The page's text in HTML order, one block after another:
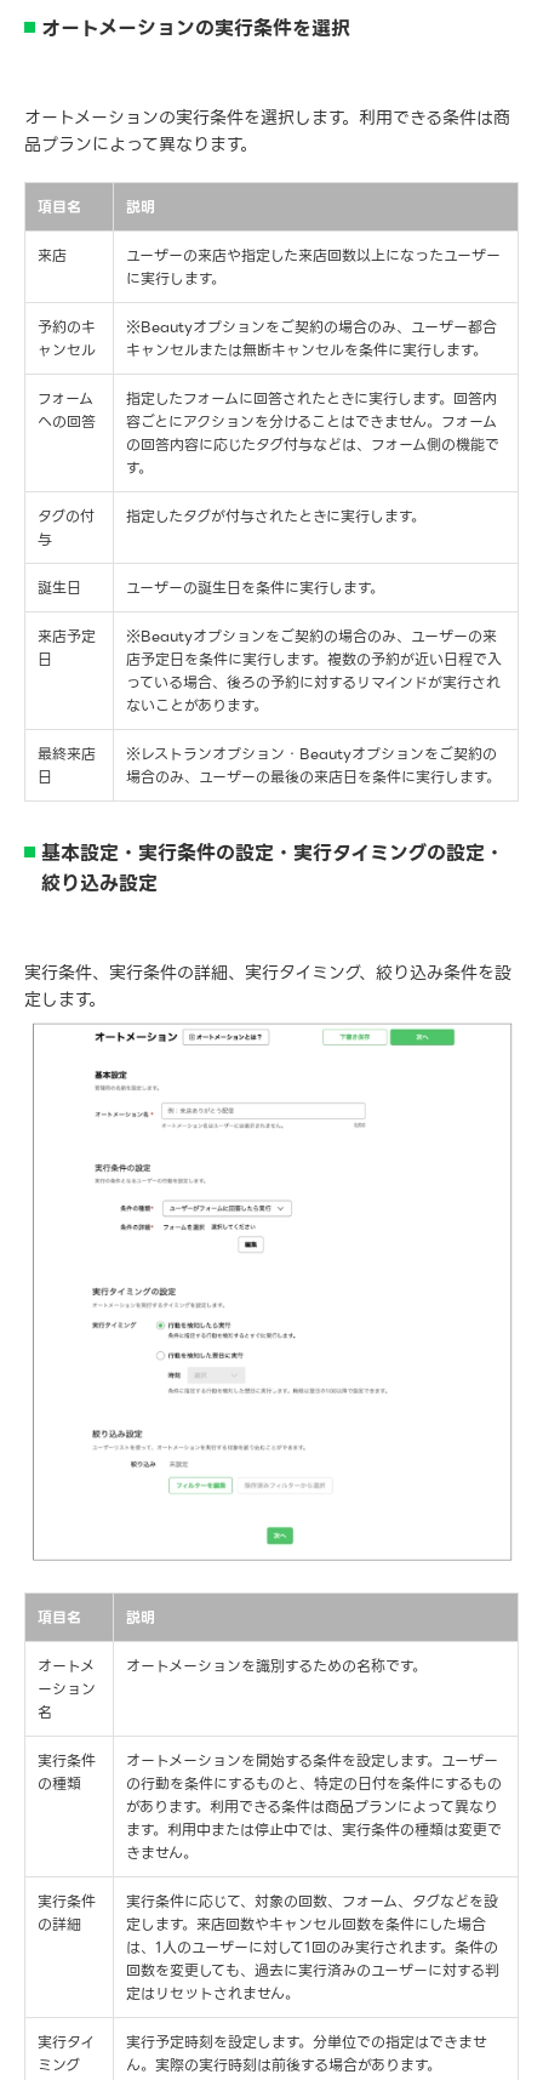
オートメーションの実行条件を選択
オートメーションの実行条件を選択します。利用できる条件は商
品プランによって異なります。
項目名 説明
来店
ユーザーの来店や指定した来店回数以上になったユーザー
に実行します。
予約のキ
ャンセル
※Beautyオプションをご契約の場合のみ、ユーザー都合
キャンセルまたは無断キャンセルを条件に実行します。
フォーム
への回答
指定したフォームに回答されたときに実行します。回答内
容ごとにアクションを分けることはできません。フォーム
の回答内容に応じたタグ付与などは、フォーム側の機能で
す。
タグの付
与
指定したタグが付与されたときに実行します。
誕生日 ユーザーの誕生日を条件に実行します。
来店予定
日
※Beautyオプションをご契約の場合のみ、ユーザーの来
店予定日を条件に実行します。複数の予約が近い日程で入
っている場合、後ろの予約に対するリマインドが実行され
ないことがあります。
最終来店
日
※レストランオプション・Beautyオプションをご契約の
場合のみ、ユーザーの最後の来店日を条件に実行します。
基本設定・実行条件の設定・実行タイミングの設定・
絞り込み設定
実行条件、実行条件の詳細、実行タイミング、絞り込み条件を設
定します。
項目名 説明
オートメ
ーション
名
オートメーションを識別するための名称です。
実行条件
の種類
オートメーションを開始する条件を設定します。ユーザー
の行動を条件にするものと、特定の日付を条件にするもの
があります。利用できる条件は商品プランによって異なり
ます。利用中または停止中では、実行条件の種類は変更で
きません。
実行条件
の詳細
実行条件に応じて、対象の回数、フォーム、タグなどを設
定します。来店回数やキャンセル回数を条件にした場合
は、1人のユーザーに対して1回のみ実行されます。条件の
回数を変更しても、過去に実行済みのユーザーに対する判
定はリセットされません。
実行タイ
ミング
実行予定時刻を設定します。分単位での指定はできませ
ん。実際の実行時刻は前後する場合があります。